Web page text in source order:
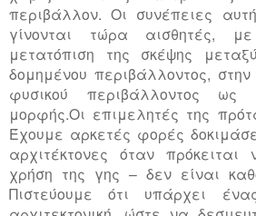
περιβάλλον. Οι συνέπειες
γίνονται τώρα αισθητές,
μετατόπιση της σκέψης
δομημένου περιβάλλοντος,
φυσικού περιβάλλοντος ως
μορφής.Οι επιμελητές της
Έχουμε αρκετές φορές
αρχιτέκτονες όταν
χρήση της γης – δεν είναι
Πιστεύουμε ότι υπάρχει